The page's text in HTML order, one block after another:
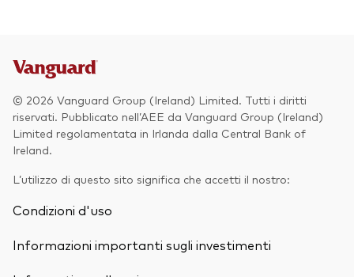
© 2026 Vanguard Group (Ireland) Limited. Tutti i diritti
riservati. Pubblicato nell’AEE da Vanguard Group (Ireland)
Limited regolamentata in Irlanda dalla Central Bank of
Ireland.
L’utilizzo di questo sito significa che accetti il nostro:
Condizioni d'uso
Informazioni importanti sugli investimenti